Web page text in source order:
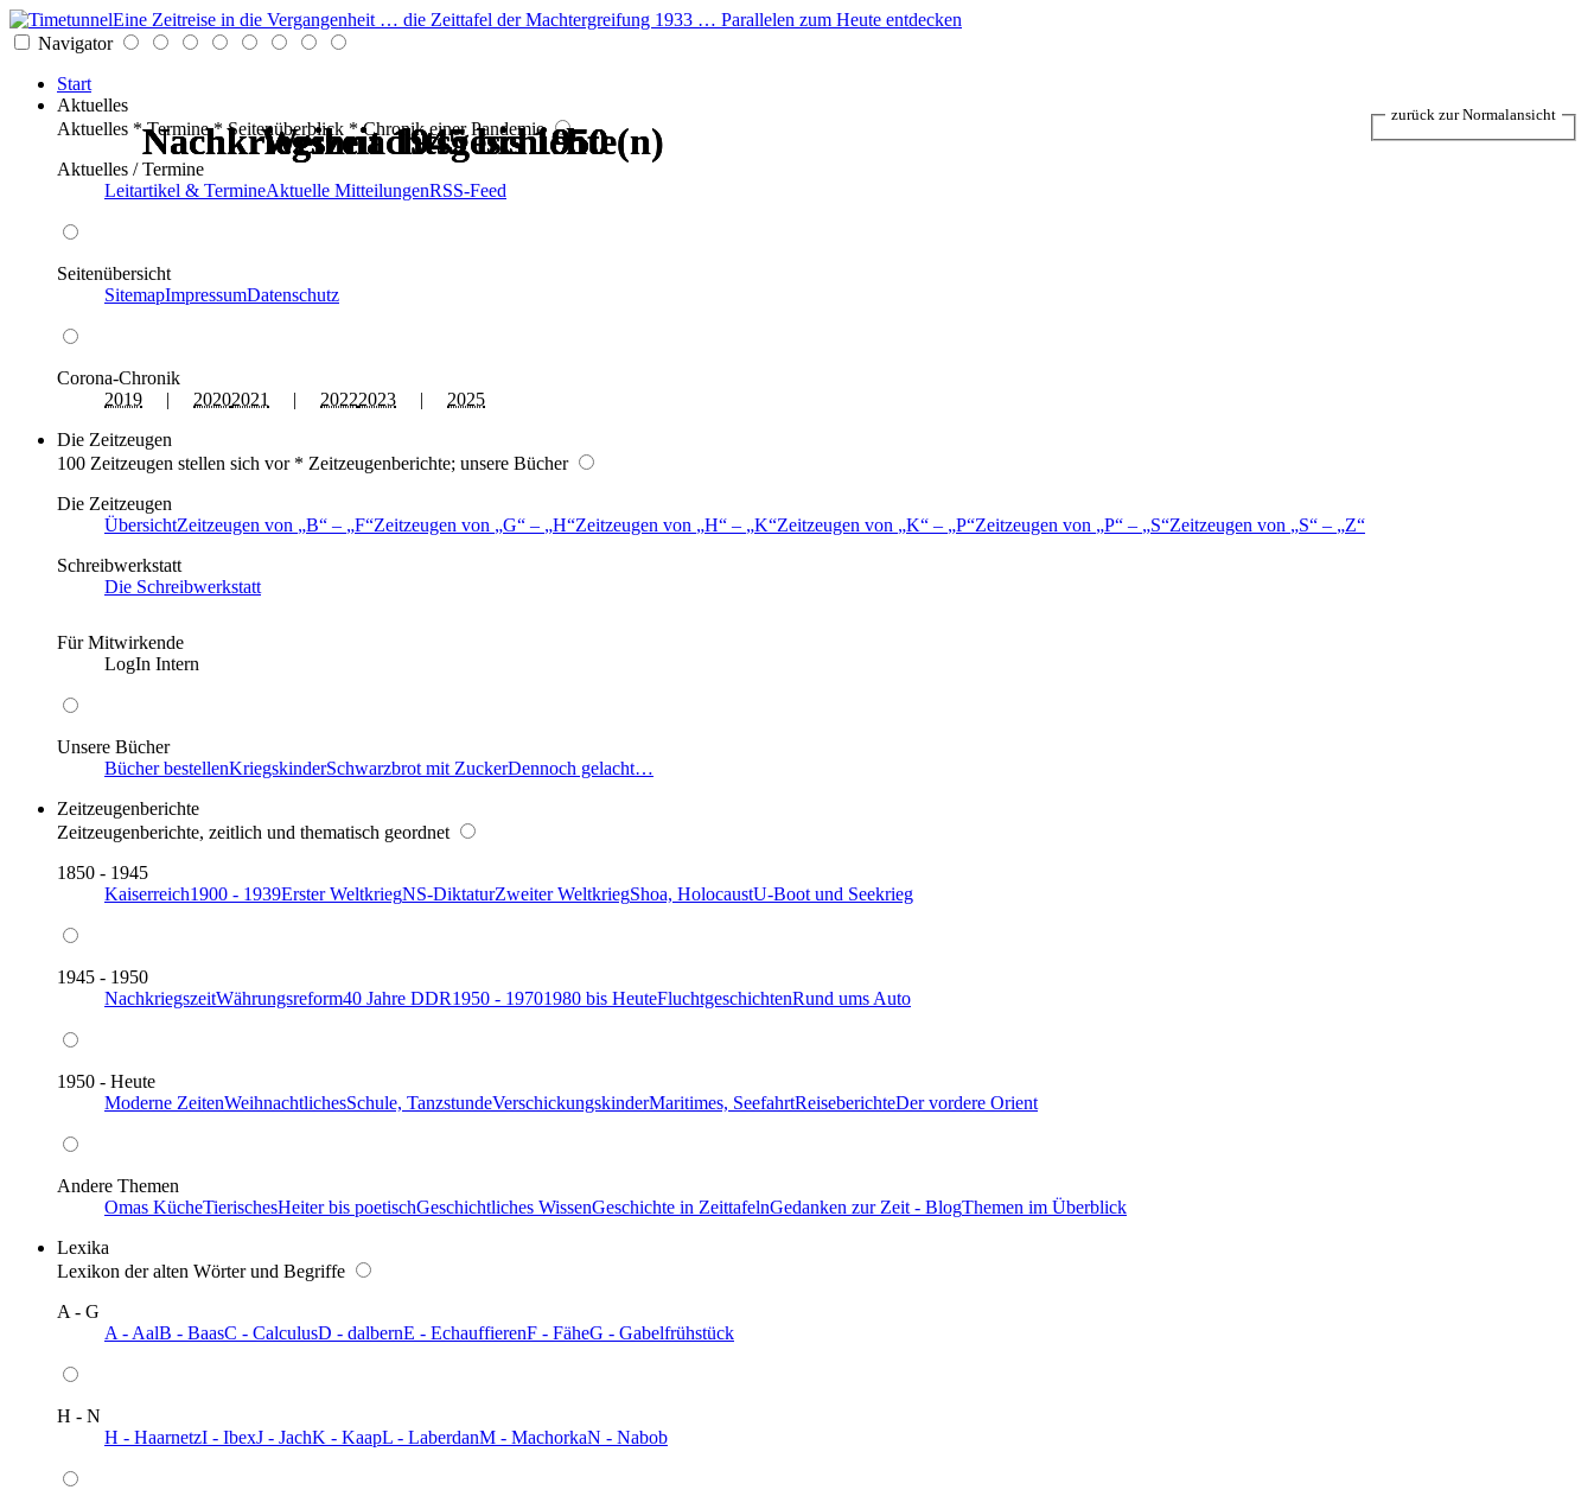
Eine Zeitreise in die Vergangenheit … die Zeittafel der Machtergreifung 1933 … Parallelen zum Heute entdecken
Navigator
Start
Aktuelles
Aktuelles * Termine * Seitenüberblick * Chronik einer Pandemie
Aktuelles / Termine
Leitartikel & TermineAktuelle MitteilungenRSS-Feed
Seitenübersicht
SitemapImpressumDatenschutz
Corona-Chronik
2019 | 20202021 | 20222023 | 2025
Die Zeitzeugen
100 Zeitzeugen stellen sich vor * Zeitzeugenberichte; unsere Bücher
Die Zeitzeugen
ÜbersichtZeitzeugen von B – F Zeitzeugen von G – H Zeitzeugen von H – K Zeitzeugen von K – P Zeitzeugen von P – S Zeitzeugen von S –
Z
Schreibwerkstatt
Die Schreibwerkstatt
Für Mitwirkende
LogIn Intern
Unsere Bücher
Bücher bestellenKriegskinderSchwarzbrot mit ZuckerDennoch gelacht…
Zeitzeugenberichte
Zeitzeugenberichte, zeitlich und thematisch geordnet
1850 - 1945
Kaiserreich1900 - 1939Erster WeltkriegNS-DiktaturZweiter WeltkriegShoa, HolocaustU-Boot und Seekrieg
1945 - 1950
NachkriegszeitWährungsreform40 Jahre DDR1950 - 19701980 bis HeuteFluchtgeschichtenRund ums Auto
1950 - Heute
Moderne ZeitenWeihnachtlichesSchule, TanzstundeVerschickungskinderMaritimes, SeefahrtReiseberichteDer vordere Orient
Andere Themen
Omas KücheTierischesHeiter bis poetischGeschichtliches WissenGeschichte in ZeittafelnGedanken zur Zeit - BlogThemen im Überblick
Lexika
Lexikon der alten Wörter und Begriffe
A - G
A - AalB - BaasC - CalculusD - dalbernE - EchauffierenF - FäheG - Gabelfrühstück
H - N
H - HaarnetzI - IbexJ - JachK - KaapL - LaberdanM - MachorkaN - Nabob
Nachkriegszeit 1945 bis 1950
Weihnachtsgeschichte(n)
Nachkriegszeit 1945 bis 1950
Nachkriegszeit 1945 bis 1950
Weihnachtsgeschichte(n)
Nachkriegszeit 1945 bis 1950
zurück zur Normalansicht